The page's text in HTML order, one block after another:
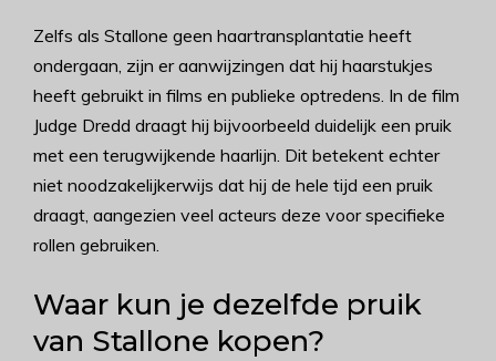
Zelfs als Stallone geen haartransplantatie heeft
ondergaan, zijn er aanwijzingen dat hij haarstukjes
heeft gebruikt in films en publieke optredens. In de film
Judge Dredd draagt hij bijvoorbeeld duidelijk een pruik
met een terugwijkende haarlijn. Dit betekent echter
niet noodzakelijkerwijs dat hij de hele tijd een pruik
draagt, aangezien veel acteurs deze voor specifieke
rollen gebruiken.
Waar kun je dezelfde pruik
van Stallone kopen?